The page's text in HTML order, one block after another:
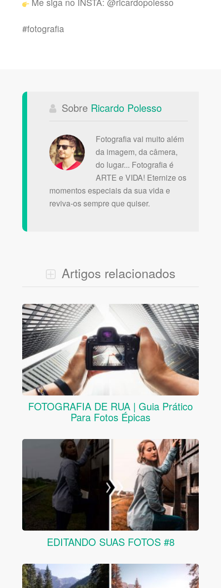
#fotografia
Sobre Ricardo Polesso
Fotografia vai muito além
da imagem, da câmera,
do lugar... Fotografia é
ARTE e VIDA! Eternize os
momentos especiais da sua vida e
reviva-os sempre que quiser.
Artigos relacionados
FOTOGRAFIA DE RUA | Guia Prático
Para Fotos Épicas
EDITANDO SUAS FOTOS #8